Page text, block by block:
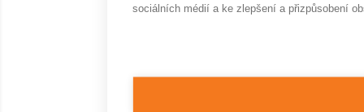
sociálních médií a ke zlepšení a přizpůsobení